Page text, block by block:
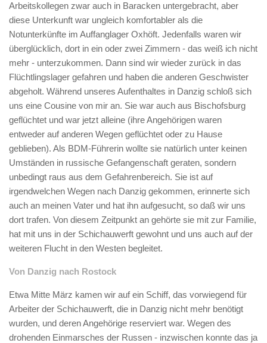
Arbeitskollegen zwar auch in Baracken untergebracht, aber
diese Unterkunft war ungleich komfortabler als die
Notunterkünfte im Auffanglager Oxhöft. Jedenfalls waren wir
überglücklich, dort in ein oder zwei Zimmern - das weiß ich nicht
mehr - unterzukommen. Dann sind wir wieder zurück in das
Flüchtlingslager gefahren und haben die anderen Geschwister
abgeholt. Während unseres Aufenthaltes in Danzig schloß sich
uns eine Cousine von mir an. Sie war auch aus Bischofsburg
geflüchtet und war jetzt alleine (ihre Angehörigen waren
entweder auf anderen Wegen geflüchtet oder zu Hause
geblieben). Als BDM-Führerin wollte sie natürlich unter keinen
Umständen in russische Gefangenschaft geraten, sondern
unbedingt raus aus dem Gefahrenbereich. Sie ist auf
irgendwelchen Wegen nach Danzig gekommen, erinnerte sich
auch an meinen Vater und hat ihn aufgesucht, so daß wir uns
dort trafen. Von diesem Zeitpunkt an gehörte sie mit zur Familie,
hat mit uns in der Schichauwerft gewohnt und uns auch auf der
weiteren Flucht in den Westen begleitet.
Von Danzig nach Rostock
Etwa Mitte März kamen wir auf ein Schiff, das vorwiegend für
Arbeiter der Schichauwerft, die in Danzig nicht mehr benötigt
wurden, und deren Angehörige reserviert war. Wegen des
drohenden Einmarsches der Russen - inzwischen konnte das ja